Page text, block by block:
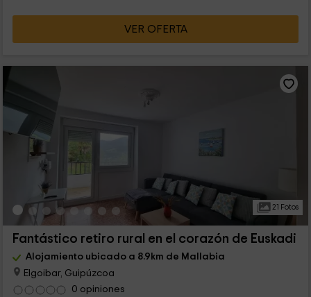
VER OFERTA
21 Fotos
Fantástico retiro rural en el corazón de Euskadi
Alojamiento ubicado a 8.9km de Mallabia
Elgoibar, Guipúzcoa
0 opiniones